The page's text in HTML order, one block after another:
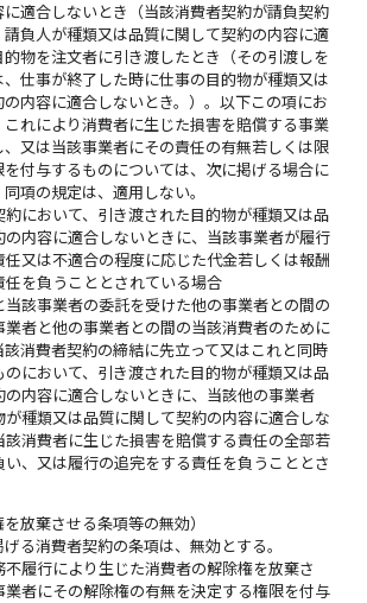
適合しないとき（当該消費者契約が請負契約
負人が種類又は品質に関して契約の内容に適
物を注文者に引き渡したとき（その引渡しを
仕事が終了した時に仕事の目的物が種類又は
内容に適合しないとき。）。以下この項にお
これにより消費者に生じた損害を賠償する事業
又は当該事業者にその責任の有無若しくは限
付与するものについては、次に掲げる場合に
項の規定は、適用しない。
約において、引き渡された目的物が種類又は品
の内容に適合しないときに、当該事業者が履行
任又は不適合の程度に応じた代金若しくは報酬
任を負うこととされている場合
当該事業者の委託を受けた他の事業者との間の
業者と他の事業者との間の当該消費者のために
該消費者契約の締結に先立って又はこれと同時
のにおいて、引き渡された目的物が種類又は品
の内容に適合しないときに、当該他の事業者
が種類又は品質に関して契約の内容に適合しな
該消費者に生じた損害を賠償する責任の全部若
い、又は履行の追完をする責任を負うこととさ
を放棄させる条項等の無効）
げる消費者契約の条項は、無効とする。
不履行により生じた消費者の解除権を放棄さ
業者にその解除権の有無を決定する権限を付与